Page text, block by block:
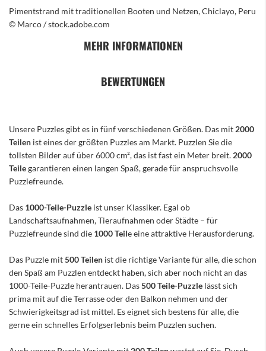
Pimentstrand mit traditionellen Booten und Netzen, Chiclayo, Peru
© Marco / stock.adobe.com
MEHR INFORMATIONEN
BEWERTUNGEN
Unsere Puzzles gibt es in fünf verschiedenen Größen. Das mit 2000
Teilen ist eines der größten Puzzles am Markt. Puzzlen Sie die
tollsten Bilder auf über 6000 cm², das ist fast ein Meter breit. 2000
Teilegarantieren einen langen Spaß, gerade für anspruchsvolle
Puzzlefreunde.
Das 1000-Teile-Puzzle ist unser Klassiker. Egal ob
Landschaftsaufnahmen, Tieraufnahmen oder Städte – für
Puzzlefreunde sind die 1000 Teile eine attraktive Herausforderung.
Das Puzzle mit500 Teilen ist die richtige Variante für alle, die schon
den Spaß am Puzzlen entdeckt haben, sich aber noch nicht an das
1000-Teile-Puzzle herantrauen. Das500 Teile-Puzzle lässt sich
prima mit auf die Terrasse oder den Balkon nehmen und der
Schwierigkeitsgrad ist mittel. Es eignet sich bestens für alle, die
gerne ein schnelles Erfolgserlebnis beim Puzzlen suchen.